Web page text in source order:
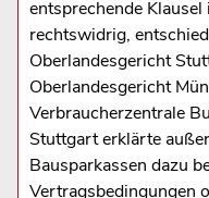
entsprechende
rechtswidrig,
Oberlandesgericht
Oberlandesgericht
Verbraucherzentrale
Stuttgart erklärte
Bausparkassen dazu
Vertragsbedingungen